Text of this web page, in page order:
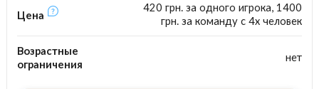
Цена
420 грн. за одного игрока, 1400
грн. за команду с 4х человек
Возрастные
ограничения
нет